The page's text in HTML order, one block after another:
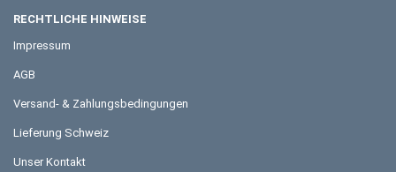
RECHTLICHE HINWEISE
Impressum
AGB
Versand- & Zahlungsbedingungen
Lieferung Schweiz
Unser Kontakt